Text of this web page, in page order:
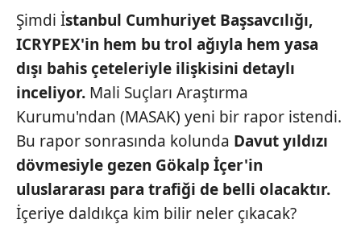
kullanılmaktadır. Bu çerezler vasıtasıyla çeşitli kişisel
verileriniz işlenmekte olup gerekli olan çerezler bilgi
toplumu hizmetlerinin sunulması amacıyla
kullanılmaktadır. Diğer çerezler, sitemizin daha işlevsel
kılınması ve kişiselleştirilmesi ve sizlere yönelik
reklam/pazarlama faaliyetlerinin yapılması, amaçlarıyla
sınırlı olarak açık rızanız dahilinde kullanılacaktır.
Çerezlere ilişkin tercihlerinizi aşağıda yer alan panel
vasıtasıyla belirleyebilirsiniz. Çerezlere ilişkin detaylı bilgi
için Ayarlar butonuna tıklayabilir,
Çerez Bilgilendirme
Metnimizi
ziyaret edebilirsiniz.
Şimdi İstanbul Cumhuriyet Başsavcılığı,
ICRYPEX'in hem bu trol ağıyla hem yasa
dışı bahis çeteleriyle ilişkisini detaylı
inceliyor. Mali Suçları Araştırma
Kurumu'ndan (MASAK) yeni bir rapor istendi.
Bu rapor sonrasında kolunda Davut yıldızı
dövmesiylegezen Gökalp İçer'in
uluslararası para trafiği de belli olacaktır.
İçeriye daldıkça kim bilir neler çıkacak?